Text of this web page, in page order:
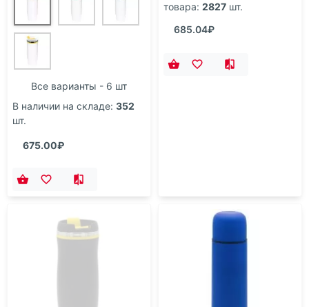
Все варианты - 6 шт
В наличии на складе: 352
шт.
675.00₽
товара: 2827 шт.
685.04₽